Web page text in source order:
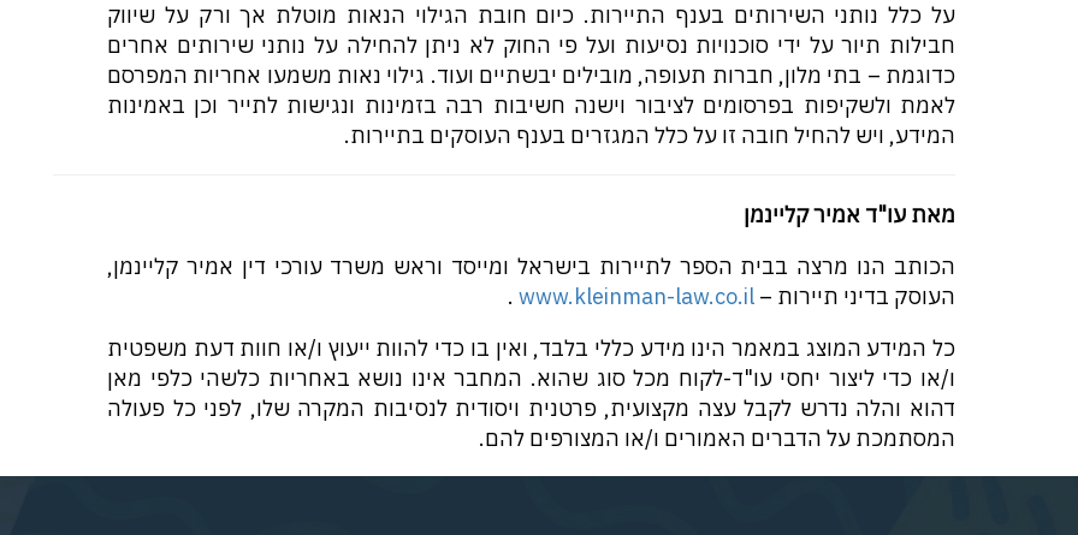
על כלל נותני השירותים בענף התיירות. כיום חובת הגילוי הנאות מוטלת אך ורק על שיווק
חבילות תיור על ידי סוכנויות נסיעות ועל פי החוק לא ניתן להחילה על נותני שירותים אחרים
כדוגמת – בתי מלון, חברות תעופה, מובילים יבשתיים ועוד. גילוי נאות משמעו אחריות המפרסם
לאמת ולשקיפות בפרסומים לציבור וישנה חשיבות רבה בזמינות ונגישות לתייר וכן באמינות
המידע, ויש להחיל חובה זו על כלל המגזרים בענף העוסקים בתיירות.
מאת עו"ד אמיר קליינמן
הכותב הנו מרצה בבית הספר לתיירות בישראל ומייסד וראש משרד עורכי דין אמיר קליינמן,
העוסק בדיני תיירות – www.kleinman-law.co.il
.
כל המידע המוצג במאמר הינו מידע כללי בלבד, ואין בו כדי להוות ייעוץ ו/או חוות דעת משפטית
ו/או כדי ליצור יחסי עו"ד-לקוח מכל סוג שהוא. המחבר אינו נושא באחריות כלשהי כלפי מאן
דהוא והלה נדרש לקבל עצה מקצועית, פרטנית ויסודית לנסיבות המקרה שלו, לפני כל פעולה
המסתמכת על הדברים האמורים ו/או המצורפים להם.